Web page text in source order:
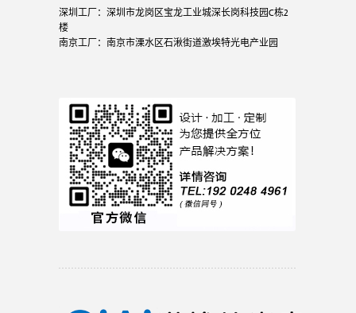
深圳工厂：深圳市龙岗区宝龙工业城深长岗科技园C栋2
楼
南京工厂：南京市溧水区石湫街道激埃特光电产业园